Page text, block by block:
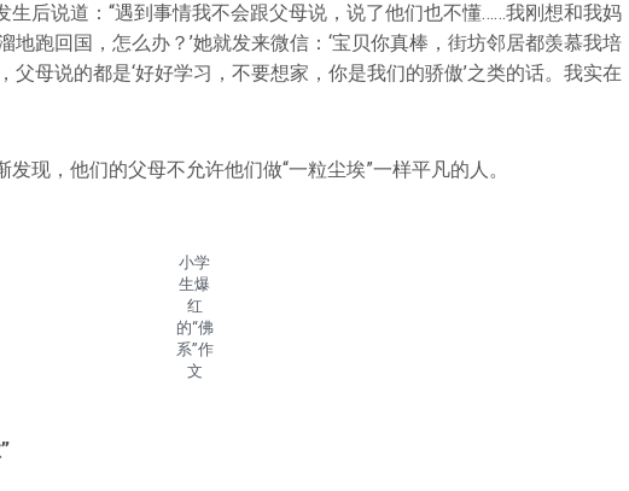
生后说道：“遇到事情我不会跟父母说，说了他们也不懂……我刚想和我妈
地跑回国，怎么办？’她就发来微信：‘宝贝你真棒，街坊邻居都羡慕我培
父母说的都是‘好好学习，不要想家，你是我们的骄傲’之类的话。我实在
现，他们的父母不允许他们做“一粒尘埃”一样平凡的人。
小学
生爆
红
的“佛
系”作
文